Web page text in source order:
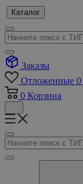
Каталог
Заказы
Отложенные 0
0 Корзина